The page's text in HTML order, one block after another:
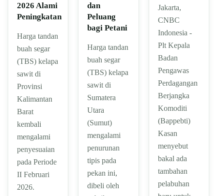
2026 Alami
Peningkatan
Harga tandan
buah segar
(TBS) kelapa
sawit di
Provinsi
Kalimantan
Barat
kembali
mengalami
penyesuaian
pada Periode
II Februari
2026.
dan
Peluang
bagi Petani
Harga tandan
buah segar
(TBS) kelapa
sawit di
Sumatera
Utara
(Sumut)
mengalami
penurunan
tipis pada
pekan ini,
dibeli oleh
Jakarta,
CNBC
Indonesia -
Plt Kepala
Badan
Pengawas
Perdagangan
Berjangka
Komoditi
(Bappebti)
Kasan
menyebut
bakal ada
tambahan
pelabuhan